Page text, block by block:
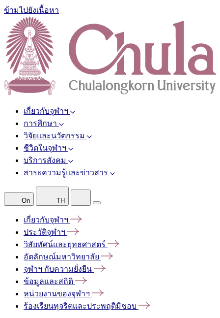
ข้ามไปยังเนื้อหา
เกี่ยวกับจุฬาฯ
การศึกษา
วิจัยและนวัตกรรม
ชีวิตในจุฬาฯ
บริการสังคม
สาระความรู้และข่าวสาร
On TH
เกี่ยวกับจุฬาฯ
ประวัติจุฬาฯ
วิสัยทัศน์และยุทธศาสตร์
อัตลักษณ์มหาวิทยาลัย
จุฬาฯ กับความยั่งยืน
ข้อมูลและสถิติ
หน่วยงานของจุฬาฯ
ร้องเรียนทุจริตและประพฤติมิชอบ